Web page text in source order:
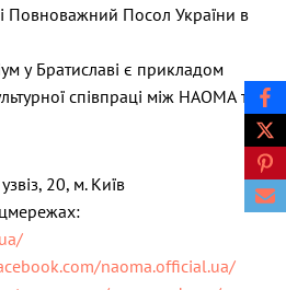
Повноважний Посол України в
у Братиславі є прикладом
співпраці між НАОМА та
20, м. Київ
naoma.official.ua/